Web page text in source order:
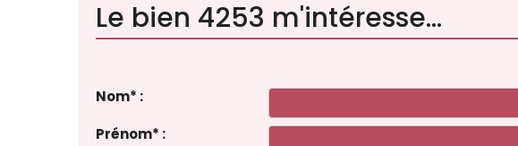
Le bien 4253 m'intéresse...
Nom* :
Prénom* :